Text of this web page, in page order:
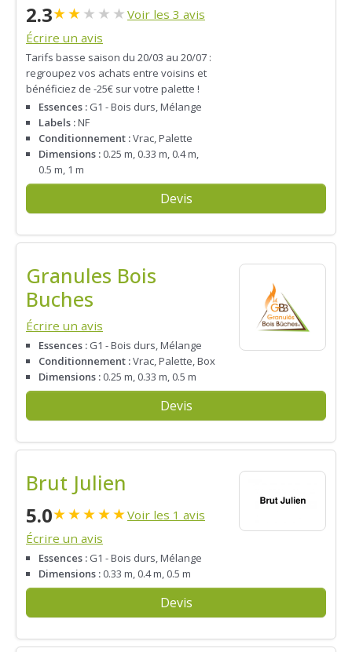
2.3★★★ ★ ★ Voir les 3 avis
Écrire un avis
Tarifs basse saison du 20/03 au 20/07 :
regroupez vos achats entre voisins et
bénéficiez de -25€ sur votre palette !
Essences : G1 - Bois durs, Mélange
Labels :NF
Conditionnement :Vrac, Palette
Dimensions : 0.25 m, 0.33 m, 0.4 m,
0.5 m, 1 m
Devis
Granules Bois
Buches
Écrire un avis
Essences : G1 - Bois durs, Mélange
Conditionnement :Vrac, Palette, Box
Dimensions : 0.25 m, 0.33 m, 0.5 m
Devis
Brut Julien
5.0★★★★★Voir les 1 avis
Écrire un avis
Essences : G1 - Bois durs, Mélange
Dimensions : 0.33 m, 0.4 m, 0.5 m
Devis